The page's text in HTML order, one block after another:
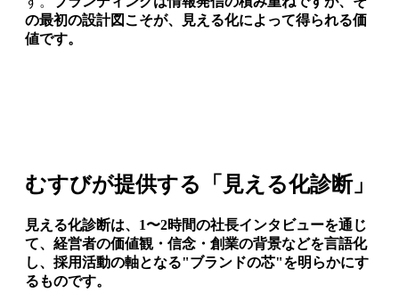
の最初の設計図こそが、見える化によって得られる価
値です。
むすびが提供する「見える化診断」
見える化診断は、1〜2時間の社長インタビューを通じ
て、経営者の価値観・信念・創業の背景などを言語化
し、採用活動の軸となる"ブランドの芯"を明らかにす
るものです。